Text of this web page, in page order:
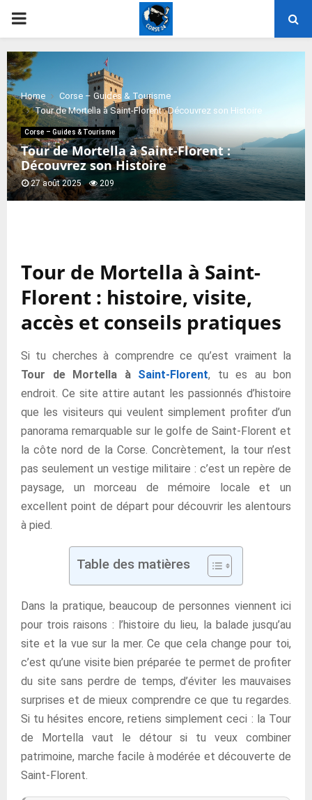
PRIMARY
MENU
Home
Corse – Guides & Tourisme
Tour de Mortella à Saint-Florent : Découvrez son Histoire
Corse – Guides & Tourisme
Tour de Mortella à Saint-Florent :
Découvrez son Histoire
27 août 2025 209
Tour de Mortella à Saint-
Florent : histoire, visite,
accès et conseils pratiques
Si tu cherches à comprendre ce qu’est vraiment la
Tour de Mortella à Saint-Florent, tu es au bon
endroit. Ce site attire autant les passionnés d’histoire
que les visiteurs qui veulent simplement profiter d’un
panorama remarquable sur le golfe de Saint-Florent et
la côte nord de la Corse. Concrètement, la tour n’est
pas seulement un vestige militaire : c’est un repère de
paysage, un morceau de mémoire locale et un
excellent point de départ pour découvrir les alentours
à pied.
Table des matières
Dans la pratique, beaucoup de personnes viennent ici
pour trois raisons : l’histoire du lieu, la balade jusqu’au
site et la vue sur la mer. Ce que cela change pour toi,
c’est qu’une visite bien préparée te permet de profiter
du site sans perdre de temps, d’éviter les mauvaises
surprises et de mieux comprendre ce que tu regardes.
Si tu hésites encore, retiens simplement ceci : la Tour
de Mortella vaut le détour si tu veux combiner
patrimoine, marche facile à modérée et découverte de
Saint-Florent.